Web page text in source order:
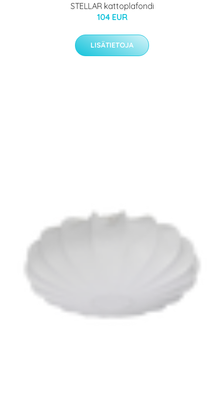
STELLAR kattoplafondi
104 EUR
LISÄTIETOJA